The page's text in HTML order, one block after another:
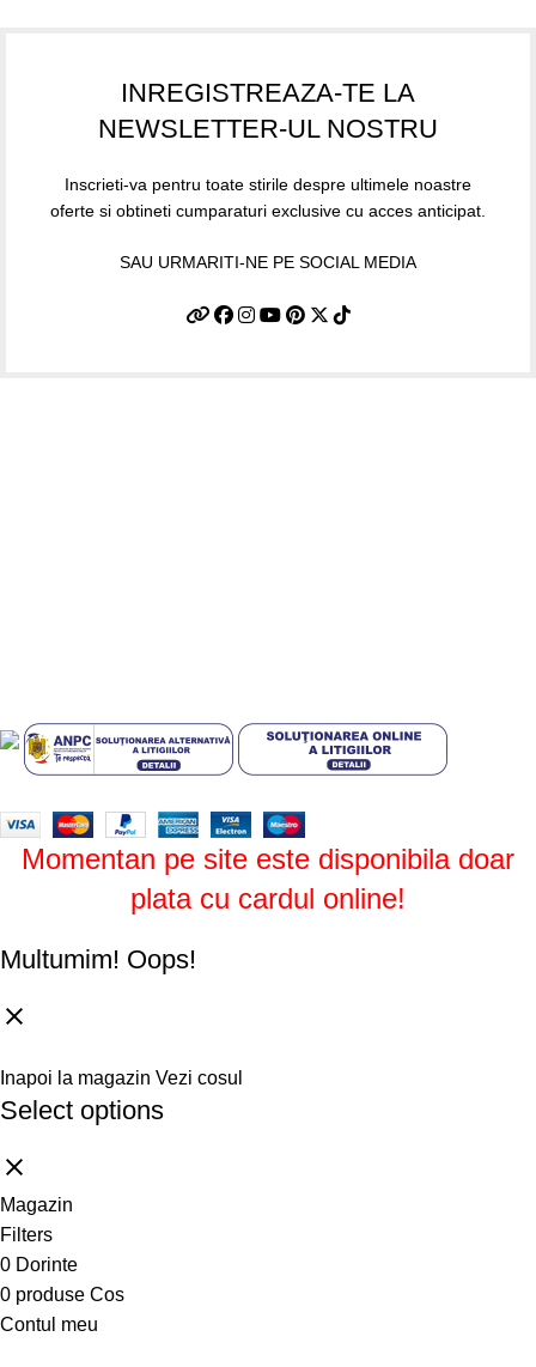
INREGISTREAZA-TE LA
NEWSLETTER-UL NOSTRU
Inscrieti-va pentru toate stirile despre ultimele noastre
oferte si obtineti cumparaturi exclusive cu acces anticipat.
SAU URMARITI-NE PE SOCIAL MEDIA
Momentan pe site este disponibila doar
plata cu cardul online!
Multumim! Oops!
Inapoi la magazin Vezi cosul
Select options
Magazin
Filters
0 Dorinte
0 produse Cos
Contul meu